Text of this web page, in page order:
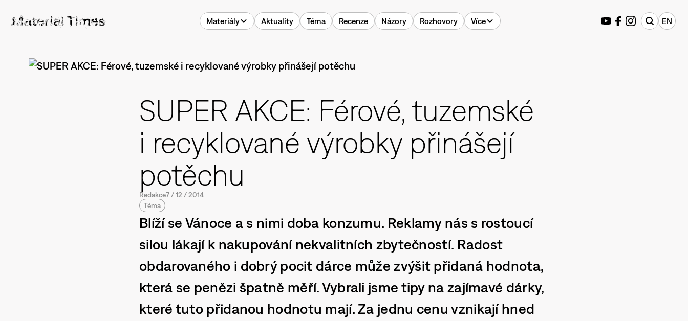
Materiály Aktuality Téma Recenze Názory Rozhovory Více EN
SUPER AKCE: Férové, tuzemské
i recyklované výrobky přinášejí
potěchu
Redakce7 /12 /2014
Téma
Blíží se Vánoce a s nimi doba konzumu. Reklamy nás s rostoucí
silou lákají k nakupování nekvalitních zbytečností. Radost
obdarovaného i dobrý pocit dárce může zvýšit přidaná hodnota,
která se penězi špatně měří. Vybrali jsme tipy na zajímavé dárky,
které tuto přidanou hodnotu mají. Za jednu cenu vznikají hned